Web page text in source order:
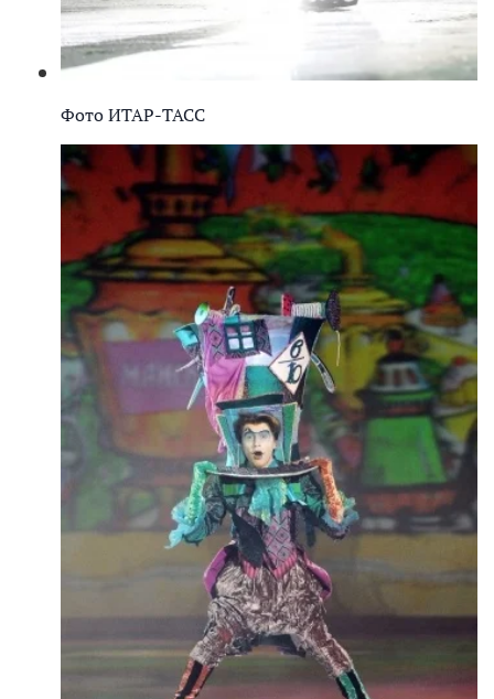
Фото ИТАР-ТАСС